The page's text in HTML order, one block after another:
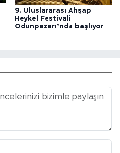
9. Uluslararası Ahşap
Heykel Festivali
Odunpazarı’nda başlıyor